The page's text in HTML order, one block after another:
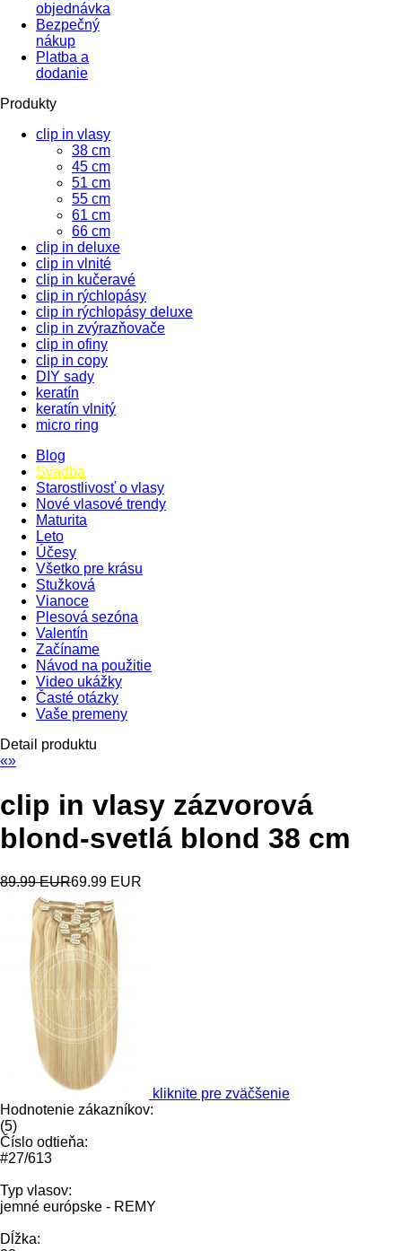
objednávka
Bezpečný
nákup
Platba a
dodanie
Produkty
clip in vlasy
38 cm
45 cm
51 cm
55 cm
61 cm
66 cm
clip in deluxe
clip in vlnité
clip in kučeravé
clip in rýchlopásy
clip in rýchlopásy deluxe
clip in zvýrazňovače
clip in ofiny
clip in copy
DIY sady
keratín
keratín vlnitý
micro ring
Blog
Svadba
Starostlivosť o vlasy
Nové vlasové trendy
Maturita
Leto
Účesy
Všetko pre krásu
Stužková
Vianoce
Plesová sezóna
Valentín
Začíname
Návod na použitie
Video ukážky
Časté otázky
Vaše premeny
Detail produktu
«»
clip in vlasy zázvorová
blond-svetlá blond 38 cm
89.99 EUR69.99 EUR
kliknite pre zväčšenie
Hodnotenie zákazníkov:
(5)
Číslo odtieňa:
#27/613
Typ vlasov:
jemné európske - REMY
Dĺžka: